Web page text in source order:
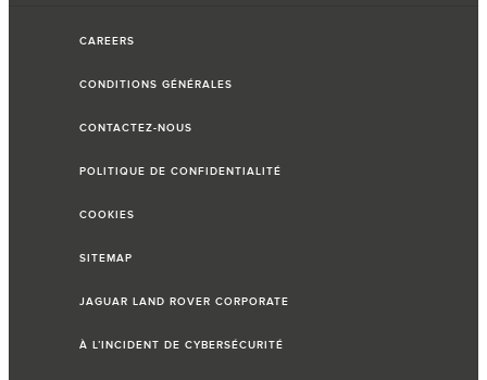
CAREERS
CONDITIONS GÉNÉRALES
CONTACTEZ-NOUS
POLITIQUE DE CONFIDENTIALITÉ
COOKIES
SITEMAP
JAGUAR LAND ROVER CORPORATE
À L’INCIDENT DE CYBERSÉCURITÉ